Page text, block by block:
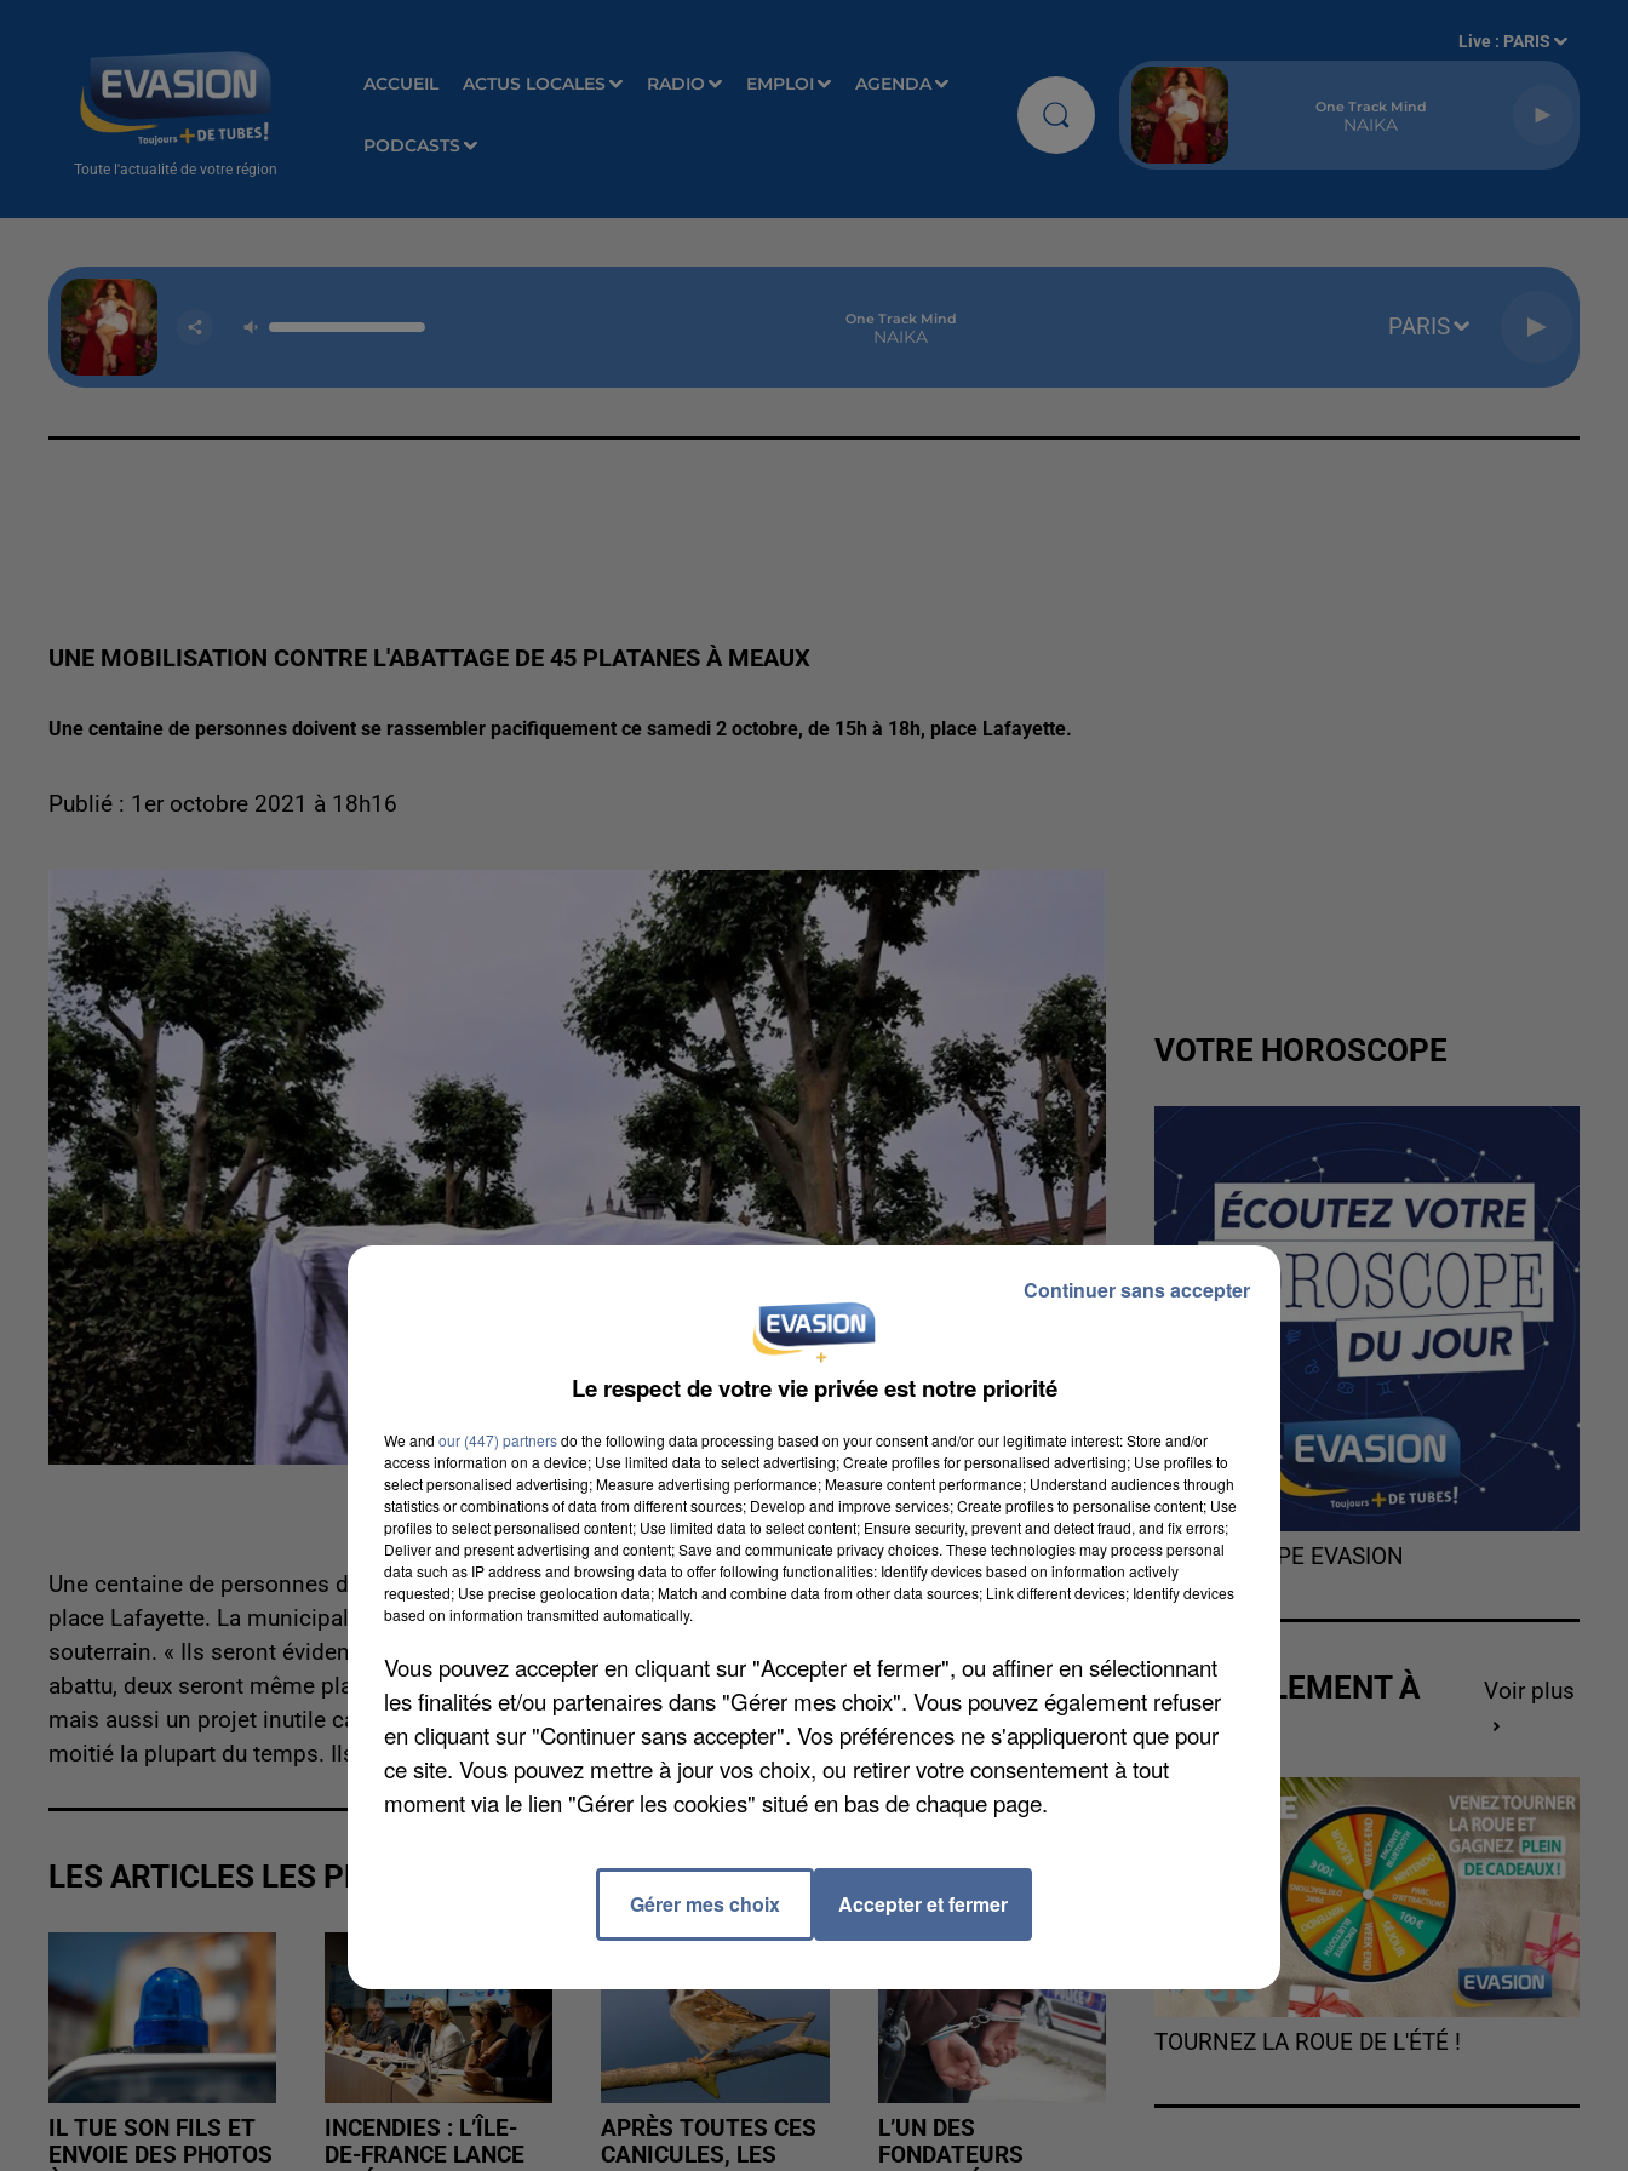
Toute l'actualité de votre région
ACCUEIL ACTUS LOCALES RADIO EMPLOI AGENDA
PODCASTS
Live : PARIS
One Track Mind
NAIKA
One Track Mind
NAIKA PARIS
UNE MOBILISATION CONTRE L'ABATTAGE DE 45 PLATANES À MEAUX
Une centaine de personnes doivent se rassembler pacifiquement ce samedi 2 octobre, de 15h à 18h, place Lafayette.
Publié : 1er octobre 2021 à 18h16
Une centaine de personnes doivent se rassembler pacifiquement ce samedi 2 octobre, de 15h à 18h,
place Lafayette. La municipalité a décidé d'abattre 45 platanes d'Orient pour construire un parking
souterrain. « Ils seront évidemment remplacés », a promis le maire, Jean-François Copé. Pour un arbre
abattu, deux seront même plantés, promet l'édile. Ses opposants dénoncent une agression écologique
mais aussi un projet inutile car selon eux les parkings de la cité épiscopale ne sont occupés qu'à
moitié la plupart du temps. Ils avaient déjà manifesté fin juin pour les mêmes raisons.
LES ARTICLES LES PLUS VUS
IL TUE SON FILS ET
ENVOIE DES PHOTOS
INCENDIES : L’ÎLE-
DE-FRANCE LANCE
APRÈS TOUTES CES
CANICULES, LES
L’UN DES
FONDATEURS
VOTRE HOROSCOPE
L'HOROSCOPE EVASION
ACTUELLEMENT À
GAGNER
Voir plus
TOURNEZ LA ROUE DE L'ÉTÉ !
Le respect de votre vie privée est notre priorité
We and our (447) partnersdo the following data processing based on your consent and/or our legitimate interest: Store and/or
access information on a device; Use limited data to select advertising; Create profiles for personalised advertising; Use profiles to
select personalised advertising; Measure advertising performance; Measure content performance; Understand audiences through
statistics or combinations of data from different sources; Develop and improve services; Create profiles to personalise content; Use
profiles to select personalised content; Use limited data to select content; Ensure security, prevent and detect fraud, and fix errors;
Deliver and present advertising and content; Save and communicate privacy choices. These technologies may process personal
data such as IP address and browsing data to offer following functionalities: Identify devices based on information actively
requested; Use precise geolocation data; Match and combine data from other data sources; Link different devices; Identify devices
based on information transmitted automatically.
Vous pouvez accepter en cliquant sur "Accepter et fermer", ou affiner en sélectionnant
les finalités et/ou partenaires dans "Gérer mes choix". Vous pouvez également refuser
en cliquant sur "Continuer sans accepter". Vos préférences ne s'appliqueront que pour
ce site. Vous pouvez mettre à jour vos choix, ou retirer votre consentement à tout
moment via le lien "Gérer les cookies" situé en bas de chaque page.
Gérer mes choix Accepter et fermer
Continuer sans accepter